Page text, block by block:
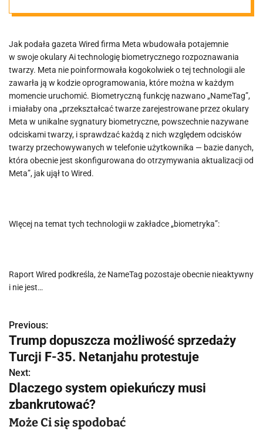
biometryczneg
o
rozpoznawania
ludzi.
Jak podała gazeta Wired firma Meta wbudowała potajemnie
w swoje okulary Ai technologię biometrycznego rozpoznawania
twarzy. Meta nie poinformowała kogokolwiek o tej technologii ale
zawarła ją w kodzie oprogramowania, które można w każdym
momencie uruchomić. Biometryczną funkcję nazwano „NameTag”,
i miałaby ona „przekształcać twarze zarejestrowane przez okulary
Meta w unikalne sygnatury biometryczne, powszechnie nazywane
odciskami twarzy, i sprawdzać każdą z nich względem odcisków
twarzy przechowywanych w telefonie użytkownika — bazie danych,
która obecnie jest skonfigurowana do otrzymywania aktualizacji od
Meta”, jak ujął to Wired.
WIęcej na temat tych technologii w zakładce „biometryka”:
Raport Wired podkreśla, że NameTag pozostaje obecnie nieaktywny
i nie jest…
N
a
w
i
g
Previous:
Trump dopuszcza możliwość sprzedaży
Turcji F-35. Netanjahu protestuje
Next:
Dlaczego system opiekuńczy musi
zbankrutować?
Może Ci się spodobać